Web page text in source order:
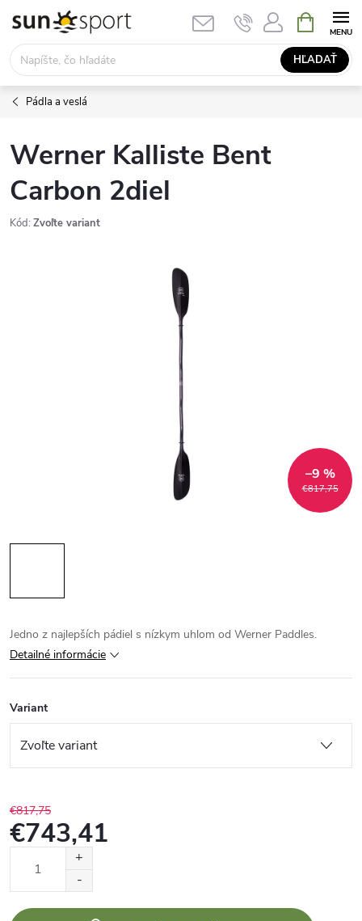
obsah
HĽADAŤ
KOŠÍK
Pádla a veslá
Werner Kalliste Bent
Carbon 2diel
Kód: Zvoľte variant
€817,75
–9 %
Jedno z najlepších pádiel s nízkym uhlom od Werner Paddles.
Detailné informácie
Variant
€817,75
€743,41